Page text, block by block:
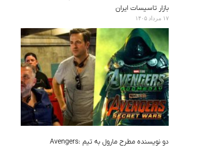
بازار تاسیسات ایران
۱۷ مرداد ۱۴۰۵
دو نویسنده مطرح مارول به تیم Avengers: